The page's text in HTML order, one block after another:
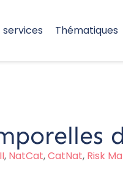
services Thématiques
, NatCat,CatNat, Risk